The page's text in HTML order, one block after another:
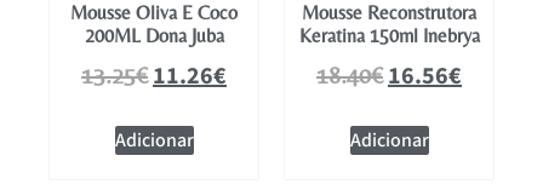
Mousse Oliva E Coco
200ML Dona Juba
13.25€11.26€
Adicionar
Mousse Reconstrutora
Keratina 150ml Inebrya
18.40€16.56€
Adicionar